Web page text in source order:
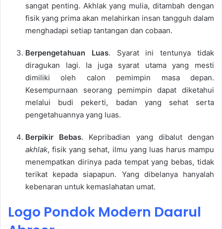
sangat penting. Akhlak yang mulia, ditambah dengan
fisik yang prima akan melahirkan insan tangguh dalam
menghadapi setiap tantangan dan cobaan.
Berpengetahuan Luas. Syarat ini tentunya tidak
diragukan lagi. Ia juga syarat utama yang mesti
dimiliki oleh calon pemimpin masa depan.
Kesempurnaan seorang pemimpin dapat diketahui
melalui budi pekerti, badan yang sehat serta
pengetahuannya yang luas.
Berpikir Bebas. Kepribadian yang dibalut dengan
akhlak, fisik yang sehat, ilmu yang luas harus mampu
menempatkan dirinya pada tempat yang bebas, tidak
terikat kepada siapapun. Yang dibelanya hanyalah
kebenaran untuk kemaslahatan umat.
Logo Pondok Modern Daarul